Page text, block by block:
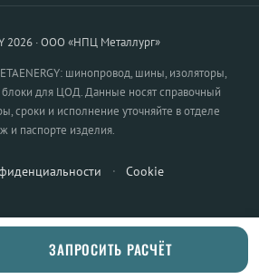
2026 · ООО «НПЦ Металлург»
шинопровод, шины, изоляторы,
для ЦОД. Данные носят справочный
сроки и исполнение уточняйте в отделе
и паспорте изделия.
· Cookie
ЗАПРОСИТЬ РАСЧЁТ